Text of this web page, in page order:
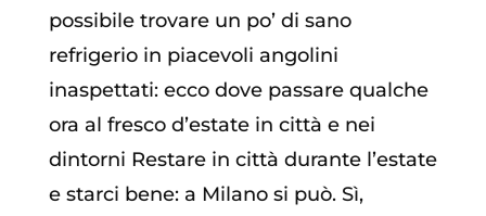
possibile trovare un po’ di sano
refrigerio in piacevoli angolini
inaspettati: ecco dove passare qualche
ora al fresco d’estate in città e nei
dintorni Restare in città durante l’estate
e starci bene: a Milano si può. Sì,